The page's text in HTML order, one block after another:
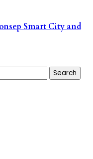
Smart City and
Search